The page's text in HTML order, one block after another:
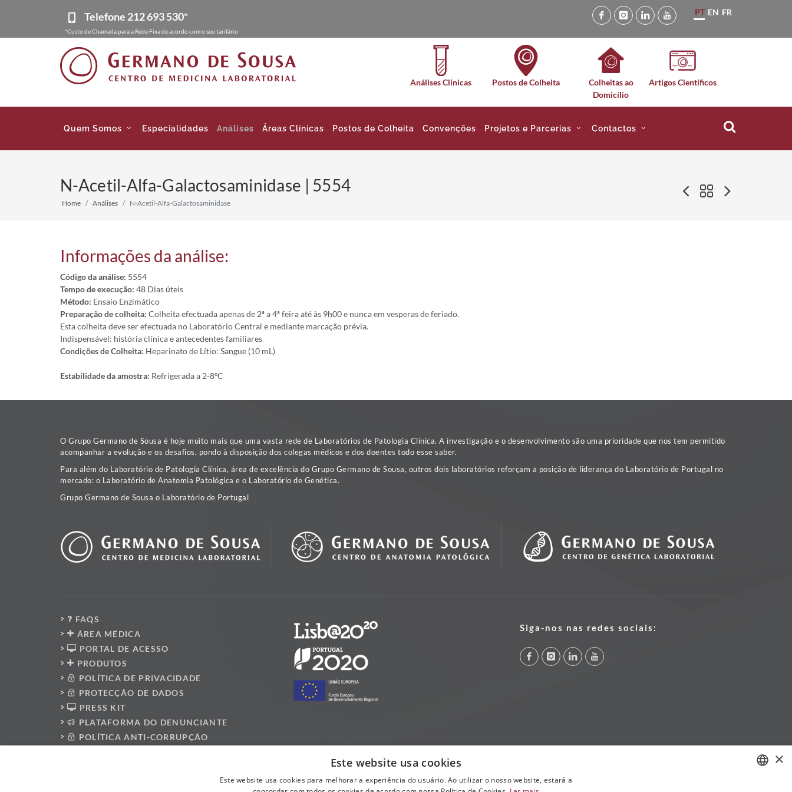
Telefone212 693 530*
*Custo de Chamada para a Rede Fixa de acordo com o seu tarifário
PT EN FR
Análises Clínicas Postos de Colheita
Colheitas ao
Domicílio
Artigos Científicos
Quem Somos Especialidades Análises Áreas Clínicas Postos de Colheita Convenções Projetos e Parcerias Contactos
N-Acetil-Alfa-Galactosaminidase | 5554
Home Análises N-Acetil-Alfa-Galactosaminidase
Informações da análise:
Código da análise: 5554
Tempo de execução: 48 Dias úteis
Método: Ensaio Enzimático
Preparação de colheita: Colheita efectuada apenas de 2ª a 4ª feira até às 9h00 e nunca em vesperas de feriado.
Esta colheita deve ser efectuada no Laboratório Central e mediante marcação prévia.
Indispensável: história clínica e antecedentes familiares
Condições de Colheita: Heparinato de Lítio: Sangue (10 mL)
Estabilidade da amostra: Refrigerada a 2-8ºC
O Grupo Germano de Sousa é hoje muito mais que uma vasta rede de Laboratórios de Patologia Clínica. A investigação e o desenvolvimento são uma prioridade que nos tem permitido
acompanhar a evolução e os desafios, pondo à disposição dos colegas médicos e dos doentes todo esse saber.
Para além do Laboratório de Patologia Clínica, área de excelência do Grupo Germano de Sousa, outros dois laboratórios reforçam a posição de liderança do Laboratório de Portugal no
mercado: o Laboratório de Anatomia Patológica e o Laboratório de Genética.
Grupo Germano de Sousa o Laboratório de Portugal
FAQS
ÁREA MÉDICA
PORTAL DE ACESSO
PRODUTOS
POLÍTICA DE PRIVACIDADE
PROTECÇÃO DE DADOS
PRESS KIT
PLATAFORMA DO DENUNCIANTE
POLÍTICA ANTI-CORRUPÇÃO
Siga-nos nas redes sociais:
×
Este website usa cookies
Este website usa cookies para melhorar a experiência do usuário. Ao utilizar o nosso website, estará a